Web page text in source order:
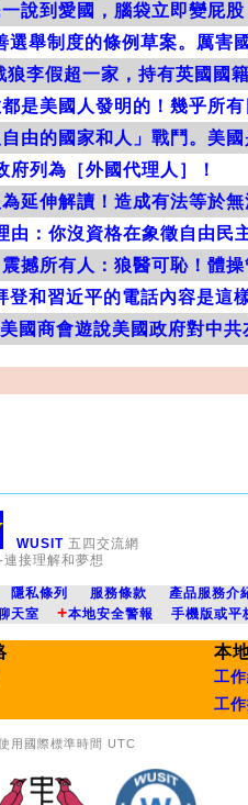
說到愛國，腦袋立即變屁股
舉制度的條例草案。厲害
李假超一家，持有英國國
是美國人發明的！幾乎所
由的國家和人」戰鬥。美
府列為［外國代理人］！
延伸解讀！造成有法等於無
：你沒資格在象徵自由民
撼所有人：狼醫可恥！體操
登和習近平的電話內容是這
國商會遊說美國政府對中
WUSIT 五四交流網
-連接理解和夢想
隱私條列 服務條款 產品服務介
天室 +本地安全警報 手機版或平
本
工
工
用國際標準時間 UTC